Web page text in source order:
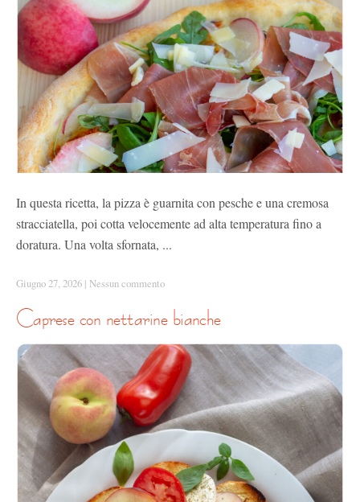
In questa ricetta, la pizza è guarnita con pesche e una cremosa
stracciatella, poi cotta velocemente ad alta temperatura fino a
doratura. Una volta sfornata, ...
Giugno 27, 2026 | Nessun commento
caprese con nettarine bianche